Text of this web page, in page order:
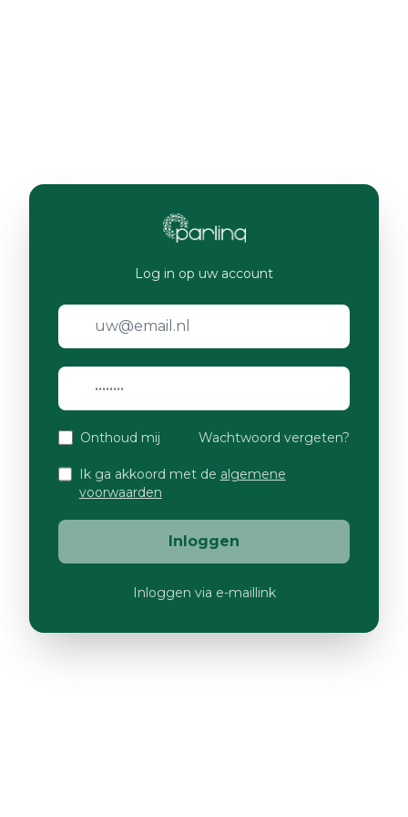
Log in op uw account
Onthoud mij Wachtwoord vergeten?
Ik ga akkoord met de algemene
voorwaarden
Inloggen
Inloggen via e-maillink